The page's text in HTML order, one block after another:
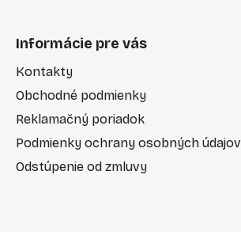
Informácie pre vás
Kontakty
Obchodné podmienky
Reklamačný poriadok
Podmienky ochrany osobných údajov
Odstúpenie od zmluvy